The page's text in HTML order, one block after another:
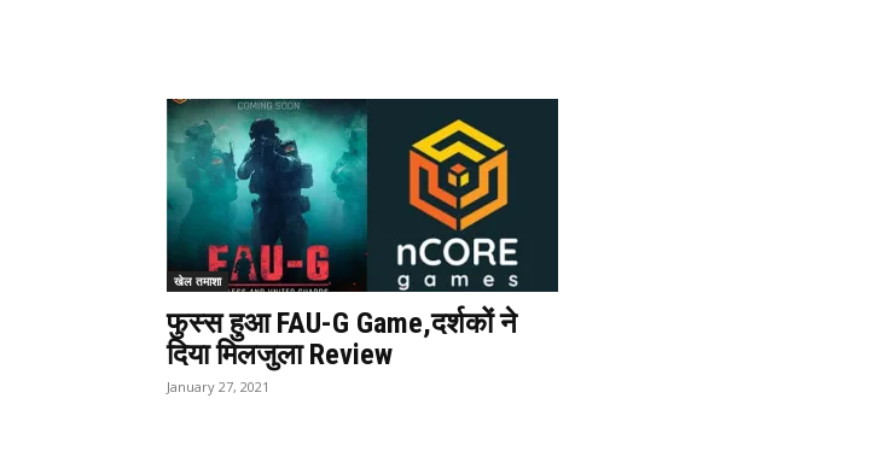
खेल तमाशा
फुस्स हुआ FAU-G Game,दर्शकों ने
दिया मिलजुला Review
January 27, 2021